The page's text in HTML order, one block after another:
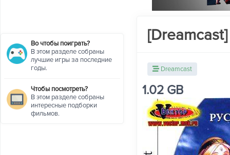
Во чтобы поиграть?
В этом разделе собраны
лучшие игры за последние
годы.
Чтобы посмотреть?
В этом разделе собраны
интересные подборки
фильмов.
Dreamcast
1.02 GB